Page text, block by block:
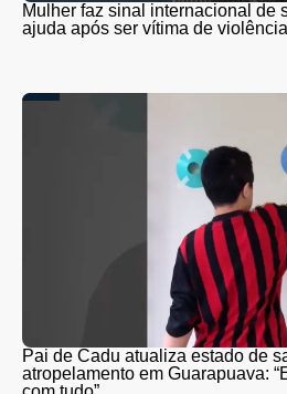
Mulher faz sinal internacional de
ajuda após ser vítima de
Pai de Cadu atualiza estado de
atropelamento em Guarapuava: